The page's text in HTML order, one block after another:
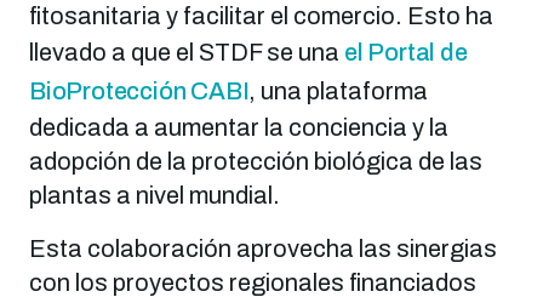
fitosanitaria y facilitar el comercio. Esto ha
llevado a que el STDF se una el Portal de
BioProtección CABI, una plataforma
dedicada a aumentar la conciencia y la
adopción de la protección biológica de las
plantas a nivel mundial.
Esta colaboración aprovecha las sinergias
con los proyectos regionales financiados